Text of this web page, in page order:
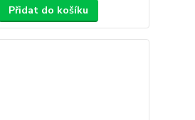
Přidat do košíku